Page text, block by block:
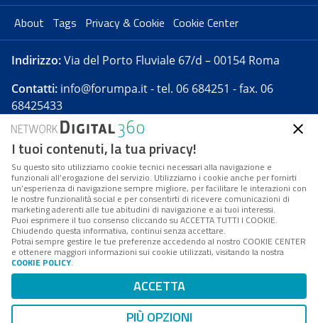
About Tags Privacy & Cookie Cookie Center
Indirizzo:Via del Porto Fluviale 67/d – 00154 Roma
Contatti: info@forumpa.it- tel. 06 684251 - fax. 06
68425433
Forumpa.itè una pubblicazione telematica iscritta
presso Registro della stampa del Tribunale di Roma -
Reg. n. 182 del 2 maggio 2008 - Direttore resp. Michela
Stentella
FPA s.r.l. è società soggetta a Direzione e
Coordinamento da parte di Digital360 S.p.A. - FPA s.r.l.
è un'azienda certificata per il sistema di management
Codice Fiscale/Partita IVA n. 10693191008 - R.E.A. Roma
n. 1249791. ISP AWS
Mappa del sito
I tuoi contenuti, la tua privacy!
Su questo sito utilizziamo cookie tecnici necessari alla navigazione e
funzionali all’erogazione del servizio. Utilizziamo i cookie anche per fornirti
un’esperienza di navigazione sempre migliore, per facilitare le interazioni con
le nostre funzionalità social e per consentirti di ricevere comunicazioni di
marketing aderenti alle tue abitudini di navigazione e ai tuoi interessi.
Puoi esprimere il tuo consenso cliccando su ACCETTA TUTTI I COOKIE.
Chiudendo questa informativa, continui senza accettare.
Potrai sempre gestire le tue preferenze accedendo al nostro COOKIE CENTER
e ottenere maggiori informazioni sui cookie utilizzati, visitando la nostra
COOKIE POLICY.
ACCETTA
PIÙ OPZIONI